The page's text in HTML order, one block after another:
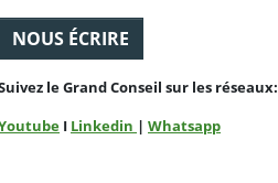
NOUS ÉCRIRE
le Grand Conseil sur les réseaux:
I Linkedin | Whatsapp